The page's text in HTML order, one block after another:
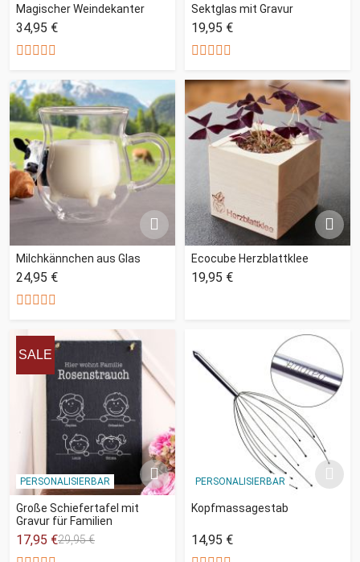
Magischer Weindekanter
34,95 €
Sektglas mit Gravur
19,95 €
Milchkännchen aus Glas
24,95 €
Ecocube Herzblattklee
19,95 €
SALE
PERSONALISIERBAR
Große Schiefertafel mit
Gravur für Familien
17,95 €29,95 €
PERSONALISIERBAR
Kopfmassagestab
14,95 €